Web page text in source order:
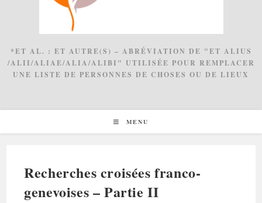
*ET AL. : ET AUTRE(S) – ABRÉVIATION DE "ET ALIUS
/ALII/ALIAE/ALIA/ALIBI" UTILISÉE POUR REMPLACER
UNE LISTE DE PERSONNES DE CHOSES OU DE LIEUX
MENU
Recherches croisées franco-
genevoises – Partie II